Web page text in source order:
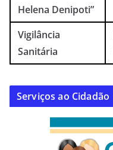
Helena Denipoti”
Vigilância
Sanitária
Serviços ao Cidadão